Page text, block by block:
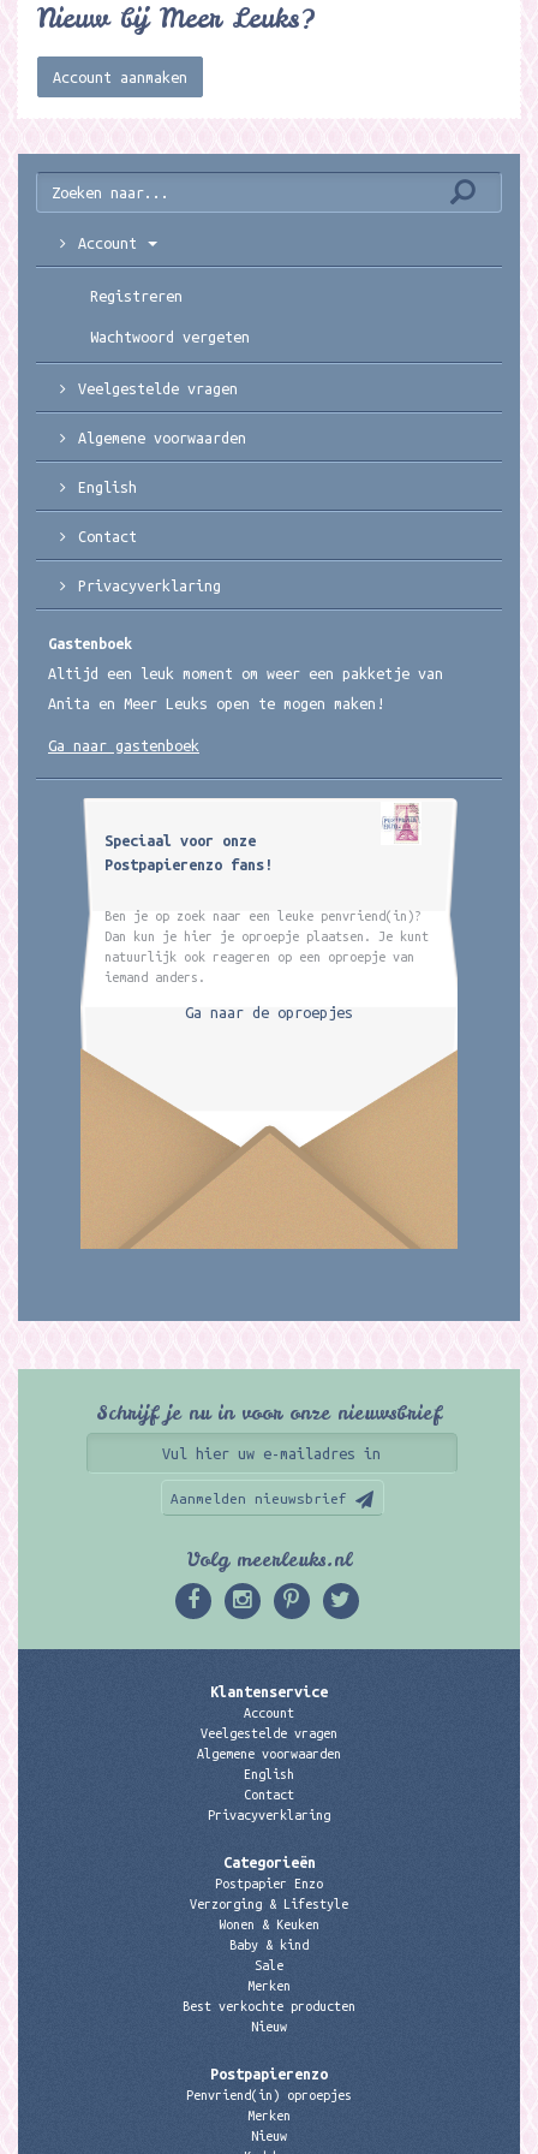
Nieuw bij Meer Leuks?
Account aanmaken
Account
Registreren
Wachtwoord vergeten
Veelgestelde vragen
Algemene voorwaarden
English
Contact
Privacyverklaring
Gastenboek
Altijd een leuk moment om weer een pakketje van
Anita en Meer Leuks open te mogen maken!
Ga naar gastenboek
Speciaal voor onze
Postpapierenzo fans!
Ben je op zoek naar een leuke penvriend(in)?
Dan kun je hier je oproepje plaatsen. Je kunt
natuurlijk ook reageren op een oproepje van
iemand anders.
Ga naar de oproepjes
Schrijf je nu in voor onze nieuwsbrief
Aanmelden nieuwsbrief
Volg meerleuks.nl
Klantenservice
Account
Veelgestelde vragen
Algemene voorwaarden
English
Contact
Privacyverklaring
Categorieën
Postpapier Enzo
Verzorging & Lifestyle
Wonen & Keuken
Baby & kind
Sale
Merken
Best verkochte producten
Nieuw
Postpapierenzo
Penvriend(in) oproepjes
Merken
Nieuw